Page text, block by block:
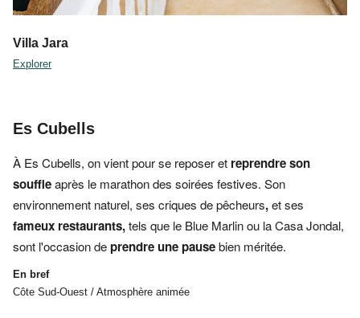
Villa Jara
Explorer
Es Cubells
À Es Cubells, on vient pour se reposer et reprendre son
souffleaprès le marathon des soirées festives. Son
environnement naturel, ses criques de pêcheurs,et ses
fameux restaurants,tels que le Blue Marlin ou la Casa Jondal,
sont l'occasion deprendre une pausebien méritée.
En bref
Côte Sud-Ouest / Atmosphère animée